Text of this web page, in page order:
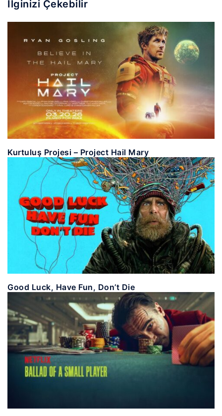
İlginizi Çekebilir
Kurtuluş Projesi – Project Hail Mary
Good Luck, Have Fun, Don’t Die